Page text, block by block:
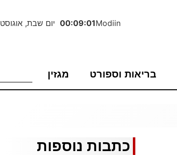
Modiin
00:09:02 יום שבת, אוגוסט 8, 2026
בריאות וספורט מגזין
כתבות נוספות